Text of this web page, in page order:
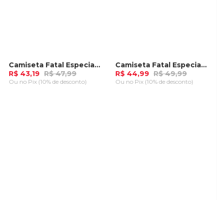
-10%Camiseta Fatal Especial Caramelo
R$ 43,19 R$ 47,99
Ou no Pix (10% de desconto)
-10%Camiseta Fatal Especial Preta
R$ 44,99 R$ 49,99
Ou no Pix (10% de desconto)